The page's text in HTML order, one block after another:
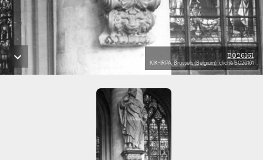
B026161
KIK-IRPA, Brussels (Belgium), cliché B026161